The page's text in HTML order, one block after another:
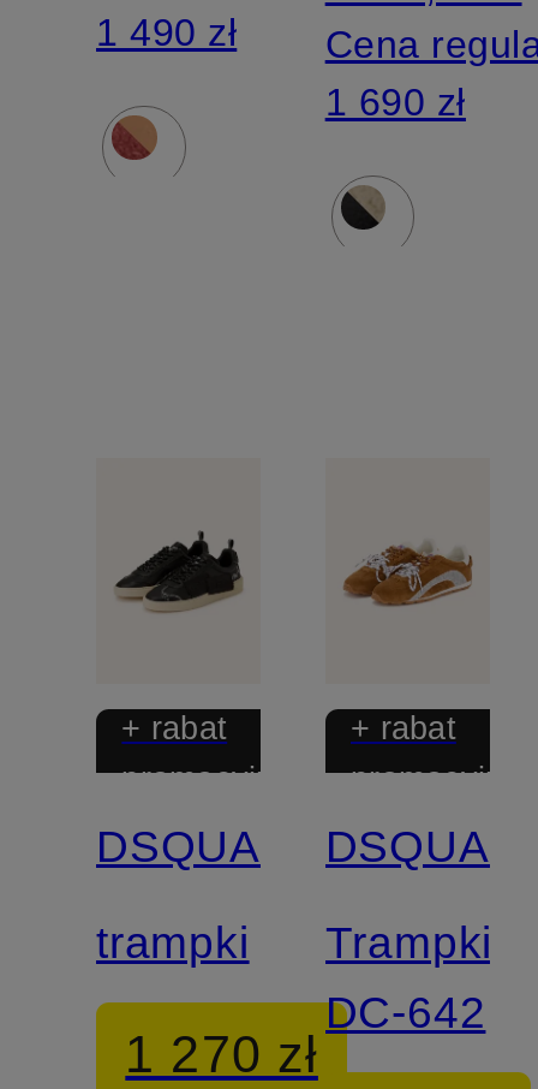
1 490 zł
Cena
1 690 zł
+ rabat
promocyjny
DSQUARED2
trampki
1 270 zł
+ rabat
promocyjny
Trampki
DC-642